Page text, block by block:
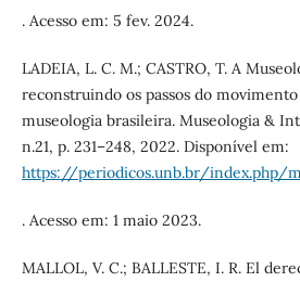
. Acesso em: 5 fev. 2024.
LADEIA, L. C. M.; CASTRO, T. A
reconstruindo os passos do
museologia brasileira. Museologia &
n.21, p. 231–248, 2022. Disponível em:
https://periodicos.unb.br/index.php/
. Acesso em: 1 maio 2023.
MALLOL, V. C.; BALLESTE, I. R. El